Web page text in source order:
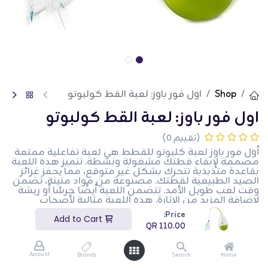
Price:
110.00
Home
Search
Brands
Account
Shop اول فور باوز: لعبة القط كولبوتو
اول فور باوز: لعبة القط كولبوتو
(تقييم 0)
أول فور باوز لعبة كلبوتو للقطط هي لعبة تفاعلية ممتعة
مصممة لإبقاء قطتك مشغولة ونشطة. تتميز هذه اللعبة
بقاعدة متذبذبة تتحرك بشكل غير متوقع، مما يحفز غرائز
الصيد الطبيعية لقطتك. مصنوعة من مواد متينة، تضمن
وقت لعب طويل الأمد. تتضمن اللعبة أيضًا جرسًا أو ريشة
لإضافة المزيد من الإثارة. هذه اللعبة مثالية لأصحاب
القطط الذين يرغبون في توفير تجربة لعب ممتعة ومشوقة
لحيواناتهم الأليفة.
110.00